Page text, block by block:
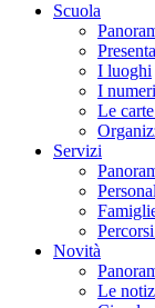
Scuola
I luoghi
I
Le
Servizi
Novità
Le